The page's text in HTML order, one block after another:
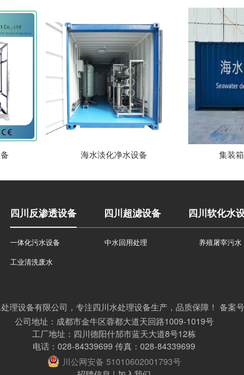
海水淡化净水设备 集装
四川反渗透设备 四川超滤设备 四川软化水
一体化污水设备 中水回用处理 养殖屠宰污水
工业清洗废水
理设备有限公司，专注四川水处理设备生产，品质保障！ 备案号
公司地址：成都市金牛区蓉都大道天回路1009-1019号
工厂地址：四川德阳什邡市蓝天大道8号12栋
电话：028-84339699 传真：028-84339699
川公网安备 51010602001793号